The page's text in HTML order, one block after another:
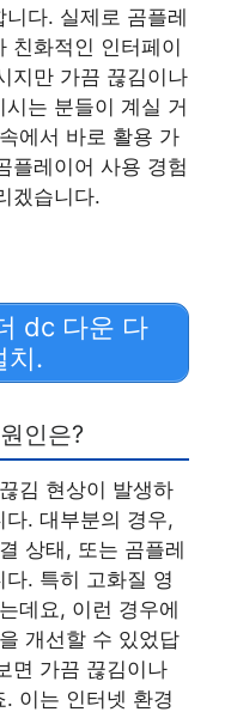
다. 실제로 곰플레
친화적인 인터페이
지만 가끔 끊김이나
는 분들이 계실 거
에서 바로 활용 가
플레이어 사용 경험
겠습니다.
dc 다운 다
치.
인은?
김 현상이 발생하
. 대부분의 경우,
상태, 또는 곰플레
. 특히 고화질 영
데요, 이런 경우에
개선할 수 있었답
면 가끔 끊김이나
이는 인터넷 환경